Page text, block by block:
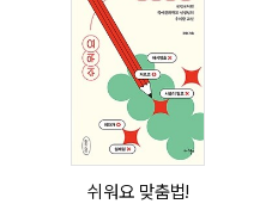
쉬워요 맞춤법!